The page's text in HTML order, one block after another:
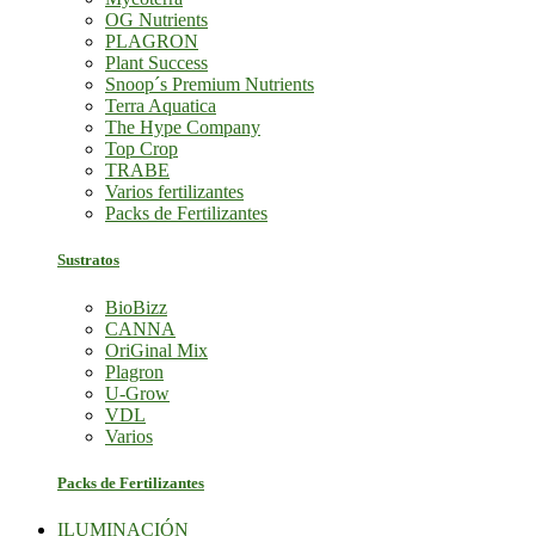
OG Nutrients
PLAGRON
Plant Success
Snoop´s Premium Nutrients
Terra Aquatica
The Hype Company
Top Crop
TRABE
Varios fertilizantes
Packs de Fertilizantes
Sustratos
BioBizz
CANNA
OriGinal Mix
Plagron
U-Grow
VDL
Varios
Packs de Fertilizantes
ILUMINACIÓN